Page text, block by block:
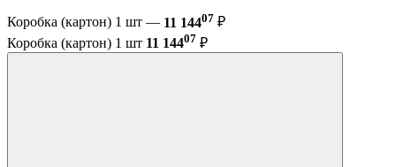
Коробка (картон) 1 шт — 11 14407 ₽
Коробка (картон) 1 шт 11 14407 ₽